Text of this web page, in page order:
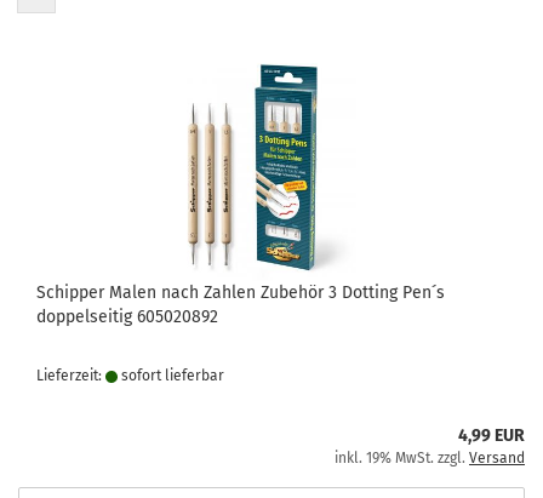
Schipper Malen nach Zahlen Zubehör 3 Dotting Pen´s
doppelseitig 605020892
Lieferzeit: sofort lie­fer­bar
4,99 EUR
inkl. 19% MwSt. zzgl. Versand